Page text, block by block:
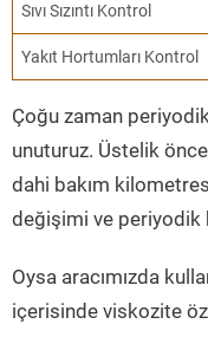
Sıvı Sızıntı Kontrol
Yakıt Hortumları Kontrol
Çoğu zaman
unuturuz. Üstelik
dahi bakım
değişimi ve periyodik
Oysa aracımızda
içerisinde viskozite